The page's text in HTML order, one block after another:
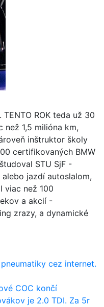
ROK teda už 30
než 1,5 milióna km,
inštruktor školy
certifikovaných BMW
STU SjF -
jazdí autoslalom,
viac než 100
a akcií -
zrazy, a dynamické
cez internet.
COC končí
je 2.0 TDI. Za 5r